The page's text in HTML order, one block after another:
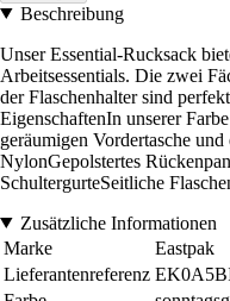
Beschreibung
Unser Essential-Rucksack
Arbeitsessentials. Die zwei
der Flaschenhalter sind
EigenschaftenIn unserer
geräumigen Vordertasche
NylonGepolstertes
SchultergurteSeitliche
Zusätzliche Informationen
Marke
Eastpak
Lieferantenreferenz